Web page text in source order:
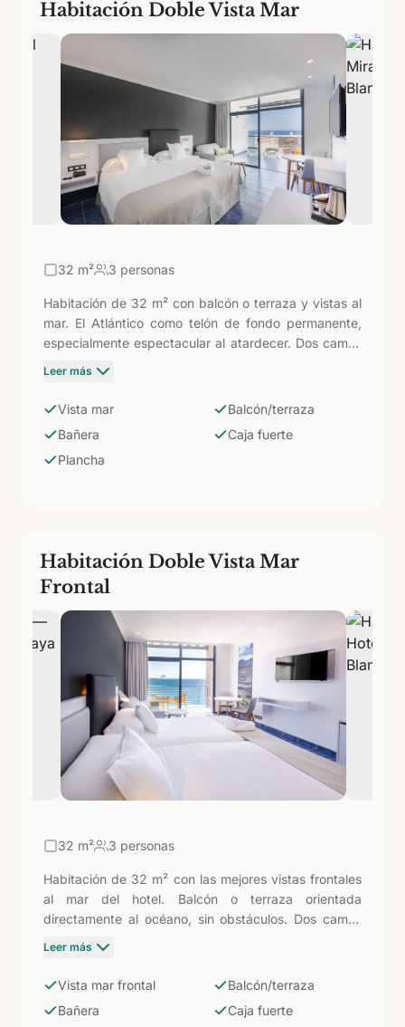
Habitación Doble Vista Mar
32 m² 3 personas
Habitación de 32 m² con balcón o terraza y vistas al
mar. El Atlántico como telón de fondo permanente,
especialmente espectacular al atardecer. Dos camas
individuales, caja fuerte gratuita, equipo de
opción más solicitada dentro de la categoría doble.
Leer más
Vista mar
Balcón/terraza
Bañera
Caja fuerte
Plancha
Habitación Doble Vista Mar
Frontal
32 m² 3 personas
Habitación de 32 m² con las mejores vistas frontales
al mar del hotel. Balcón o terraza orientada
directamente al océano, sin obstáculos. Dos camas
individuales, caja fuerte gratuita, equipo de
quienes la vista es una parte esencial de las
Leer más
Vista mar frontal
Balcón/terraza
Bañera
Caja fuerte